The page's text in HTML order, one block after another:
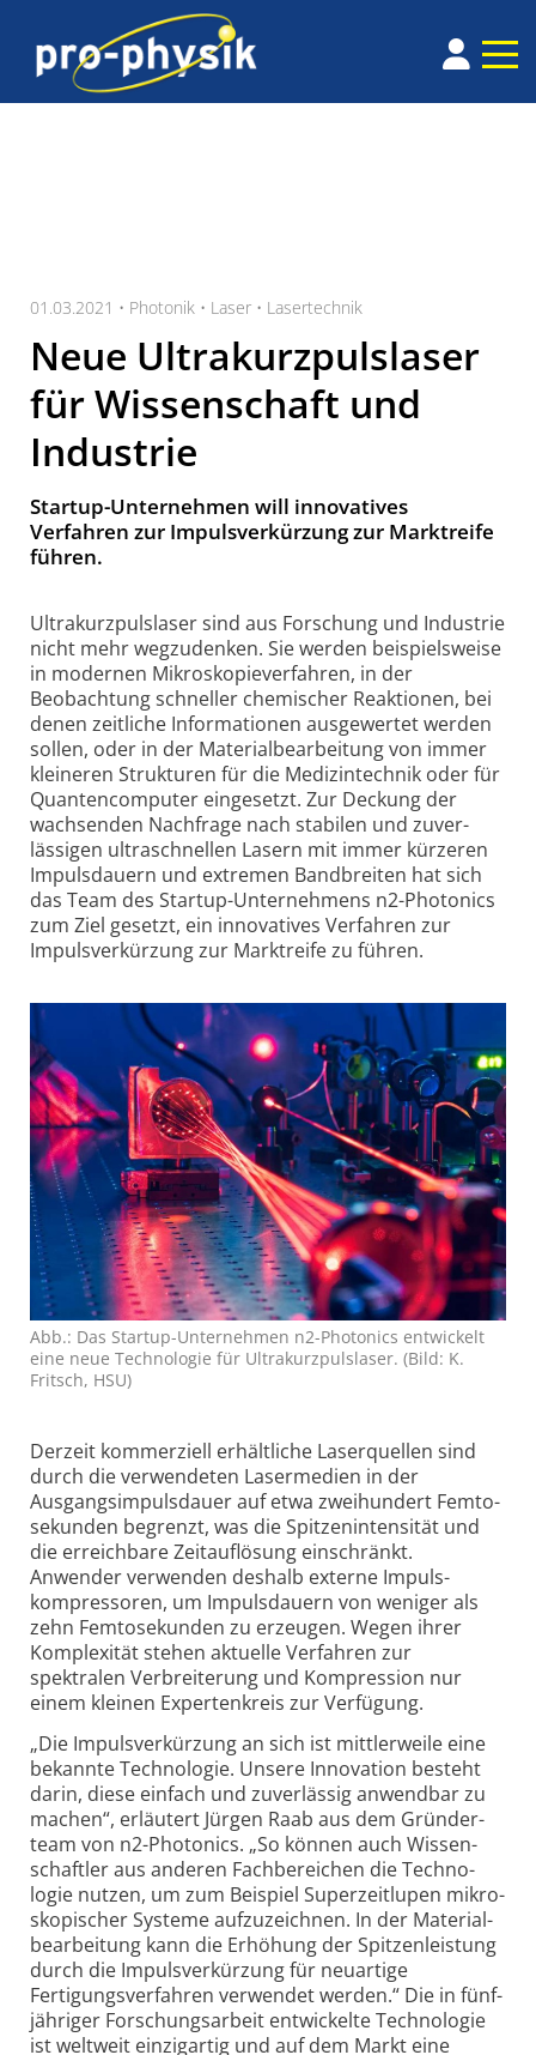
01.03.2021 • Photonik • Laser • Lasertechnik
Neue Ultrakurzpulslaser
für Wissenschaft und
Industrie
Startup-Unternehmen will innovatives
Verfahren zur Impulsverkürzung zur Marktreife
führen.
Ultrakurzpulslaser sind aus Forschung und Industrie
nicht mehr wegzudenken. Sie werden beispiels­weise
in modernen Mikroskopie­verfahren, in der
Beobachtung schneller chemischer Reaktionen, bei
denen zeitliche Infor­ma­tionen ausgewertet werden
sollen, oder in der Material­bearbeitung von immer
kleineren Strukturen für die Medizin­technik oder für
Quanten­computer einge­setzt. Zur Deckung der
wachsenden Nachfrage nach stabilen und zuver­
lässigen ultra­schnellen Lasern mit immer kürzeren
Impuls­dauern und extremen Band­breiten hat sich
das Team des Startup-Unter­nehmens n2-Photonics
zum Ziel gesetzt, ein inno­va­tives Verfahren zur
Impuls­verkürzung zur Markt­reife zu führen.
Abb.: Das Startup-Unter­nehmen n2-Photonics ent­wickelt
eine neue Techno­logie für Ultra­kurz­puls­laser. (Bild: K.
Fritsch, HSU)
Derzeit kommerziell erhältliche Laser­quellen sind
durch die verwendeten Laser­medien in der
Ausgangs­impuls­dauer auf etwa zwei­hundert Femto­
sekunden begrenzt, was die Spitzen­intensität und
die erreich­bare Zeit­auf­lösung einschränkt.
Anwender verwenden deshalb externe Impuls­
kompressoren, um Impuls­dauern von weniger als
zehn Femto­sekunden zu erzeugen. Wegen ihrer
Komplexität stehen aktuelle Verfahren zur
spektralen Verbreiterung und Kompression nur
einem kleinen Experten­kreis zur Verfügung.
„Die Impulsverkürzung an sich ist mittler­weile eine
bekannte Techno­logie. Unsere Inno­vation besteht
darin, diese einfach und zuver­lässig anwendbar zu
machen“, erläutert Jürgen Raab aus dem Gründer­
team von n2-Photonics. „So können auch Wissen­
schaftler aus anderen Fach­bereichen die Techno­
logie nutzen, um zum Beispiel Super­zeit­lupen mikro­
skopischer Systeme aufzu­zeichnen. In der Material­
bearbeitung kann die Erhöhung der Spitzen­leistung
durch die Impuls­verkürzung für neuartige
Fertigungs­verfahren verwendet werden.“ Die in fünf­
jähriger Forschungs­arbeit entwickelte Techno­logie
ist weltweit einzig­artig und auf dem Markt eine